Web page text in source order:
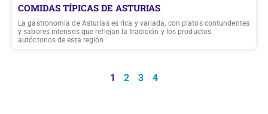
COMIDAS TÍPICAS DE ASTURIAS
La gastronomía de Asturias es rica y variada, con platos contundentes
y sabores intensos que reflejan la tradición y los productos
autóctonos de esta región
1 2 3 4